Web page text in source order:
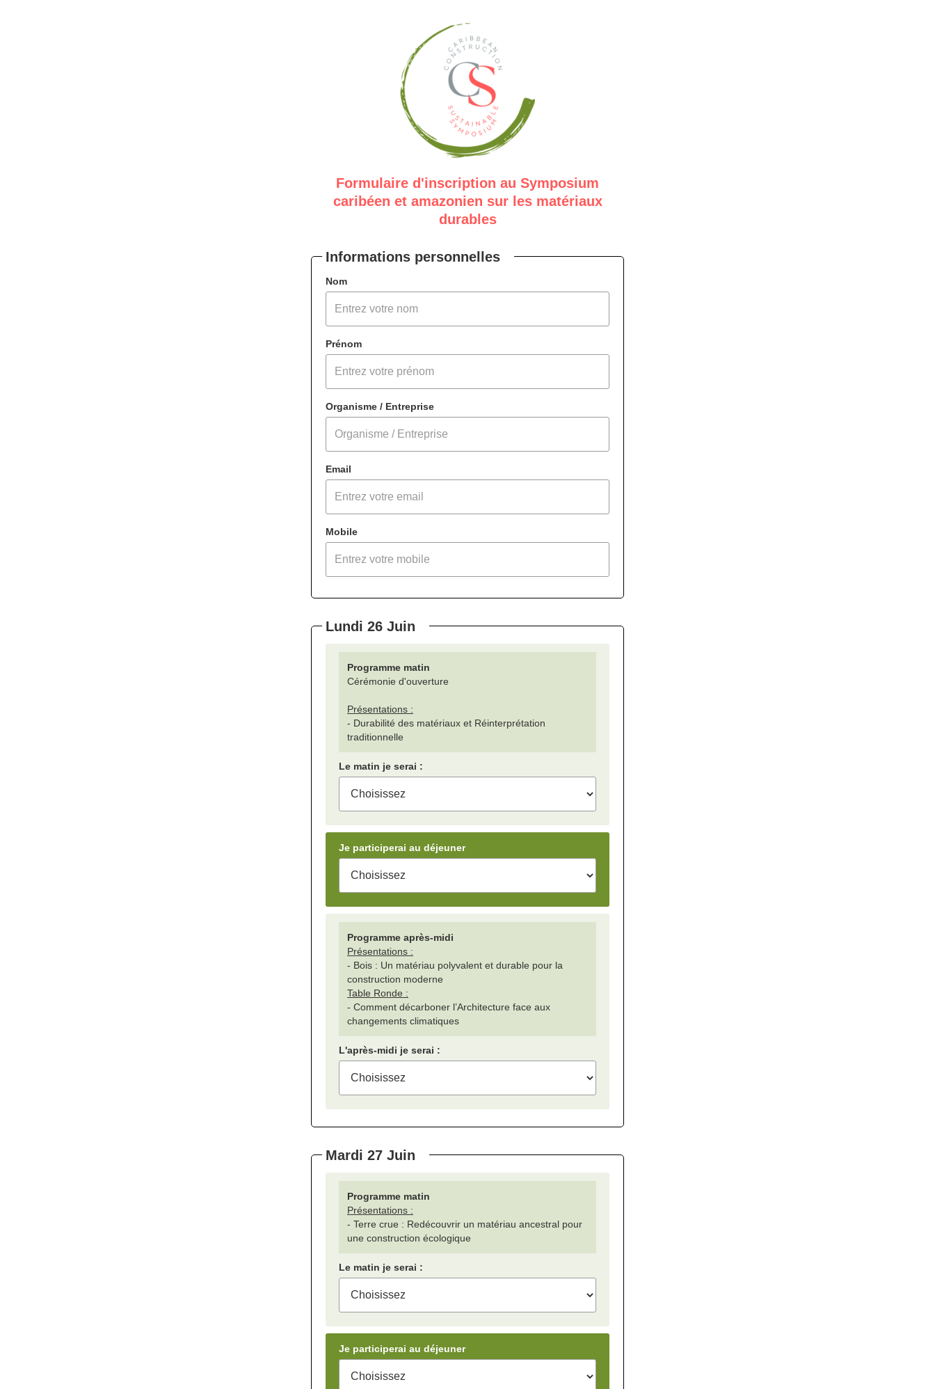
Formulaire d'inscription au Symposium
caribéen et amazonien sur les matériaux
durables
Nom
Informations personnelles
Prénom
Organisme / Entreprise
Email
Mobile
Programme matin
Cérémonie d'ouverture
Présentations :
- Durabilité des matériaux et Réinterprétation
traditionnelle
Le matin je serai :
Je participerai au déjeuner
Programme après-midi
Présentations :
- Bois : Un matériau polyvalent et durable pour la
construction moderne
Table Ronde :
- Comment décarboner l’Architecture face aux
changements climatiques
L'après-midi je serai :
Lundi 26 Juin
Programme matin
Présentations :
- Terre crue : Redécouvrir un matériau ancestral pour
une construction écologique
Le matin je serai :
Je participerai au déjeuner
Mardi 27 Juin